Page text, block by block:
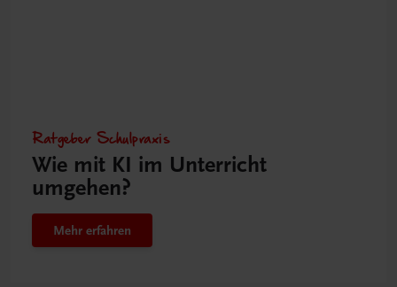
Ratgeber Schulpraxis
Wie mit KI im Unterricht
umgehen?
Mehr erfahren